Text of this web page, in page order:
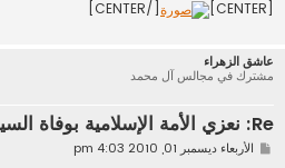
[/CENTER]
عاشق الزهراء
مشترك في مجالس آل محمد
Re: نعزي الأمة الإسلامية بوفاة السيد العلامة/ بدر الدين الح
مالأربعاء ديسمبر 01, 2010 4:03 pm